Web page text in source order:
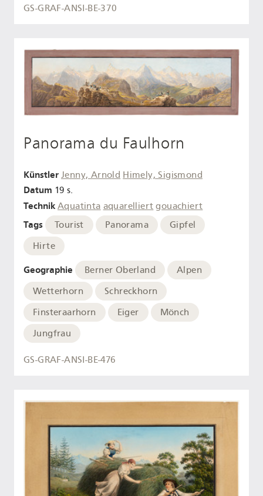
GS-GRAF-ANSI-BE-370
Panorama du Faulhorn
Künstler Jenny, Arnold Himely, Sigismond
Datum 19 s.
Technik Aquatinta aquarelliert gouachiert
Tags Tourist Panorama
Gipfel
Hirte
Geographie Berner Oberland
Alpen
Wetterhorn
Schreckhorn
Finsteraarhorn
Eiger
Mönch
Jungfrau
GS-GRAF-ANSI-BE-476